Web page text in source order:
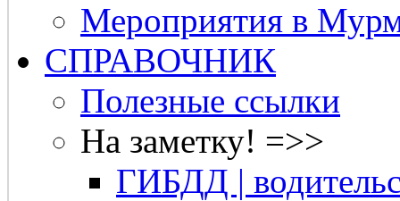
Мероприятия в
СПРАВОЧНИК
Полезные ссылки
На заметку! =>>
ГИБДД |